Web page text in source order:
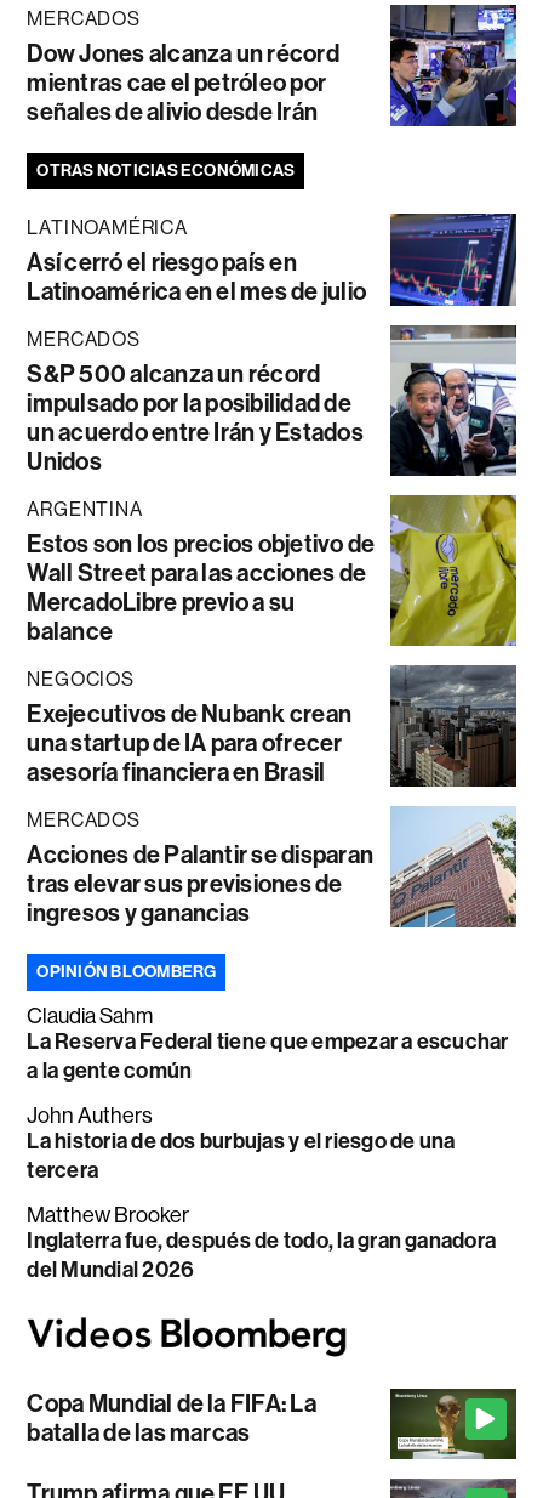
MERCADOS
Dow Jones alcanza un récord
mientras cae el petróleo por
señales de alivio desde Irán
OTRAS NOTICIAS ECONÓMICAS
LATINOAMÉRICA
Así cerró el riesgo país en
Latinoamérica en el mes de julio
MERCADOS
S&P 500 alcanza un récord
impulsado por la posibilidad de
un acuerdo entre Irán y Estados
Unidos
ARGENTINA
Estos son los precios objetivo de
Wall Street para las acciones de
MercadoLibre previo a su
balance
NEGOCIOS
Exejecutivos de Nubank crean
una startup de IA para ofrecer
asesoría financiera en Brasil
MERCADOS
Acciones de Palantir se disparan
tras elevar sus previsiones de
ingresos y ganancias
OPINIÓN BLOOMBERG
Claudia Sahm
La Reserva Federal tiene que empezar a escuchar
a la gente común
John Authers
La historia de dos burbujas y el riesgo de una
tercera
Matthew Brooker
Inglaterra fue, después de todo, la gran ganadora
del Mundial 2026
Copa Mundial de la FIFA: La
batalla de las marcas